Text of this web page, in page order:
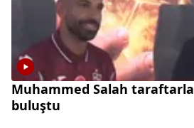
Muhammed Salah taraftarla
buluştu